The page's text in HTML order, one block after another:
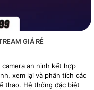
GIÁ RẺ
camera an ninh kết hợp
xem lại và phân tích các
thao. Hệ thống đặc biệt